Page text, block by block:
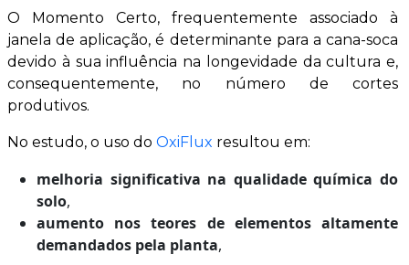
O Momento Certo, frequentemente associado à
janela de aplicação, é determinante para a cana-soca
devido à sua influência na longevidade da cultura e,
consequentemente, no número de cortes
produtivos.
No estudo, o uso do OxiFlux resultou em:
melhoria significativa na qualidade química do
solo,
aumento nos teores de elementos altamente
demandados pela planta,